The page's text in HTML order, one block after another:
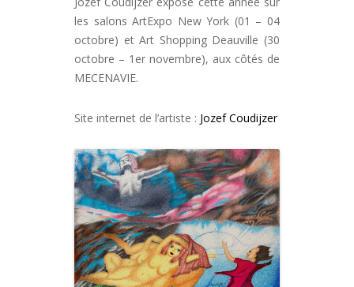
les salons ArtExpo New York (01 – 04
octobre) et Art Shopping Deauville (30
octobre – 1er novembre), aux côtés de
MECENAVIE.
Site internet de l’artiste : Jozef Coudijzer